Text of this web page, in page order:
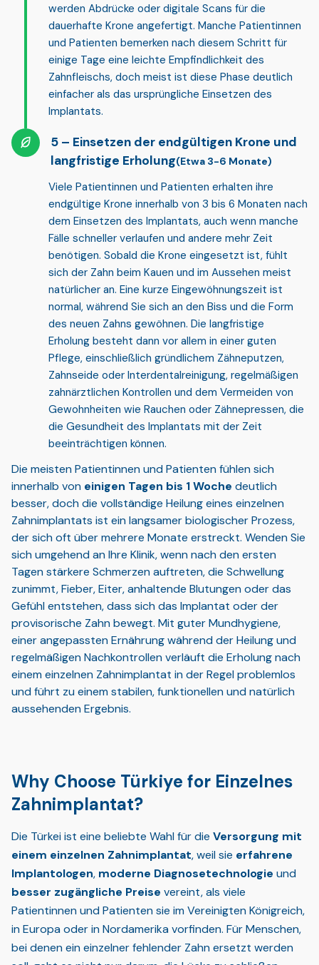
werden Abdrücke oder digitale Scans für die
dauerhafte Krone angefertigt. Manche Patientinnen
und Patienten bemerken nach diesem Schritt für
einige Tage eine leichte Empfindlichkeit des
Zahnfleischs, doch meist ist diese Phase deutlich
einfacher als das ursprüngliche Einsetzen des
Implantats.
Einsetzen der endgültigen Krone und
langfristige Erholung(Etwa 3-6 Monate)
Viele Patientinnen und Patienten erhalten ihre
endgültige Krone innerhalb von 3 bis 6 Monaten nach
dem Einsetzen des Implantats, auch wenn manche
Fälle schneller verlaufen und andere mehr Zeit
benötigen. Sobald die Krone eingesetzt ist, fühlt
sich der Zahn beim Kauen und im Aussehen meist
natürlicher an. Eine kurze Eingewöhnungszeit ist
normal, während Sie sich an den Biss und die Form
des neuen Zahns gewöhnen. Die langfristige
Erholung besteht dann vor allem in einer guten
Pflege, einschließlich gründlichem Zähneputzen,
Zahnseide oder Interdentalreinigung, regelmäßigen
zahnärztlichen Kontrollen und dem Vermeiden von
Gewohnheiten wie Rauchen oder Zähnepressen, die
die Gesundheit des Implantats mit der Zeit
beeinträchtigen können.
Die meisten Patientinnen und Patienten fühlen sich
innerhalb von einigen Tagen bis 1 Woche deutlich
besser, doch die vollständige Heilung eines einzelnen
Zahnimplantats ist ein langsamer biologischer Prozess,
der sich oft über mehrere Monate erstreckt. Wenden Sie
sich umgehend an Ihre Klinik, wenn nach den ersten
Tagen stärkere Schmerzen auftreten, die Schwellung
zunimmt, Fieber, Eiter, anhaltende Blutungen oder das
Gefühl entstehen, dass sich das Implantat oder der
provisorische Zahn bewegt. Mit guter Mundhygiene,
einer angepassten Ernährung während der Heilung und
regelmäßigen Nachkontrollen verläuft die Erholung nach
einem einzelnen Zahnimplantat in der Regel problemlos
und führt zu einem stabilen, funktionellen und natürlich
aussehenden Ergebnis.
Why Choose Türkiye for Einzelnes
Zahnimplantat?
Die Türkei ist eine beliebte Wahl für die Versorgung mit
einem einzelnen Zahnimplantat, weil sie erfahrene
Implantologen, moderne Diagnosetechnologie und
besser zugängliche Preise vereint, als viele
Patientinnen und Patienten sie im Vereinigten Königreich,
in Europa oder in Nordamerika vorfinden. Für Menschen,
bei denen ein einzelner fehlender Zahn ersetzt werden